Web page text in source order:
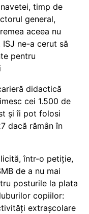
timp de
general,
aceea nu
ne-a cerut să
pentru
didactică
cei 1.500 de
și îi pot folosi
dacă rămân în
într-o petiție,
de a nu mai
posturile la plata
copiilor:
extrașcolare